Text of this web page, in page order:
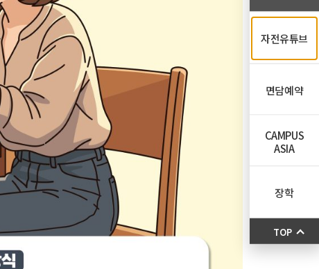
자전유튜브
면담예약
CAMPUS
ASIA
장학
TOP